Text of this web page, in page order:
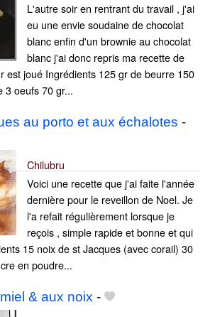
L'autre soir en rentrant du travail , j'ai
eu une envie soudaine de chocolat
blanc enfin d'un brownie au chocolat
blanc j'ai donc repris ma recette de
est joué Ingrédients 125 gr de beurre 150
3 oeufs 70 gr...
au porto et aux échalotes -
Chilubru
Voici une recette que j'ai faite l'année
dernière pour le reveillon de Noel. Je
l'a refait régulièrement lorsque je
reçois , simple rapide et bonne et qui
15 noix de st Jacques (avec corail) 30
en poudre...
& aux noix -